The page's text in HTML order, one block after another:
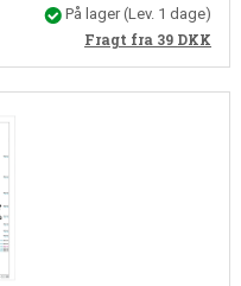
På lager(Lev. 1 dage)
Fragt fra 39 DKK